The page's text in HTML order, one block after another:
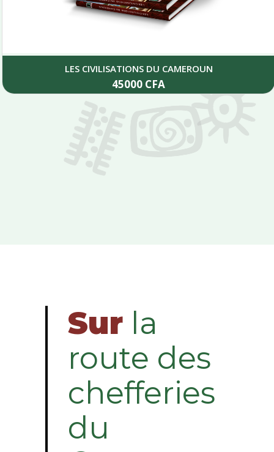
LES CIVILISATIONS DU CAMEROUN
45000 CFA
Sur la
route des
chefferies
du